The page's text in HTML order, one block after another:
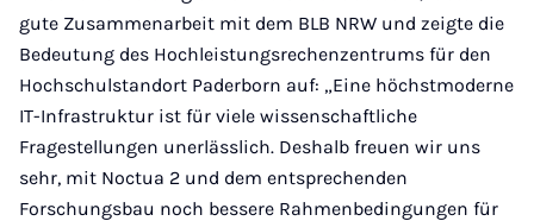
gute Zusammenarbeit mit dem BLB NRW und zeigte die
Bedeutung des Hochleistungsrechenzentrums für den
Hochschulstandort Paderborn auf: „Eine höchstmoderne
IT-Infrastruktur ist für viele wissenschaftliche
Fragestellungen unerlässlich. Deshalb freuen wir uns
sehr, mit Noctua 2 und dem entsprechenden
Forschungsbau noch bessere Rahmenbedingungen für